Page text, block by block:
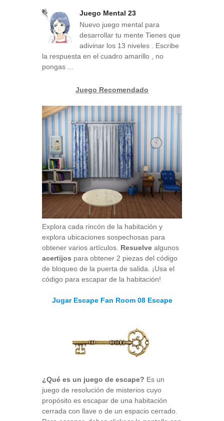
Juego Mental 23
Nuevo juego mental para
desarrollar tu mente Tienes que
adivinar los 13 niveles . Escribe
la respuesta en el cuadro amarillo , no
pongas ...
Juego Recomendado
Explora cada rincón de la habitación y
explora ubicaciones sospechosas para
obtener varios artículos. Resuelve algunos
acertijos para obtener 2 piezas del código
de bloqueo de la puerta de salida. ¡Usa el
código para escapar de la habitación!
Jugar Escape Fan Room 08 Escape
¿Qué es un juego de escape? Es un
juego de resolución de misterios cuyo
propósito es escapar de una habitación
cerrada con llave o de un espacio cerrado.